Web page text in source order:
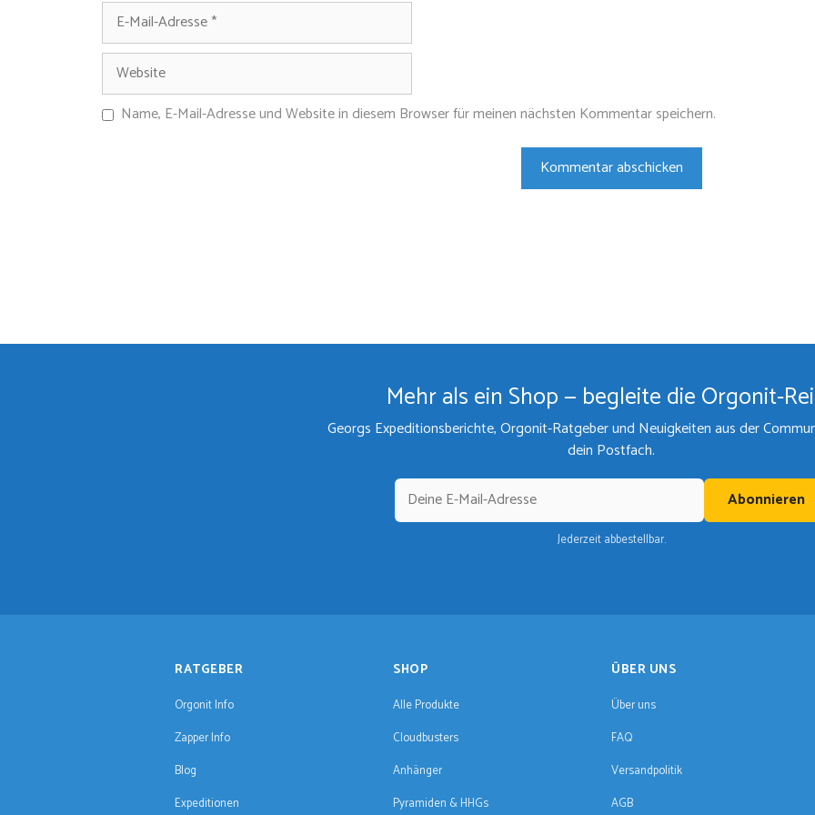
Name, E-Mail-Adresse und Website in diesem Browser für meinen nächsten Kommentar speichern.
Mehr als ein Shop — begleite die Orgonit-
Georgs Expeditionsberichte, Orgonit-Ratgeber und Neuigkeiten aus der
dein Postfach.
Abonnieren
Jederzeit abbestellbar.
RATGEBER
Orgonit Info
Zapper Info
Blog
Expeditionen
SHOP
Alle Produkte
Cloudbusters
Anhänger
Pyramiden & HHGs
ÜBER UNS
Über uns
FAQ
Versandpolitik
AGB